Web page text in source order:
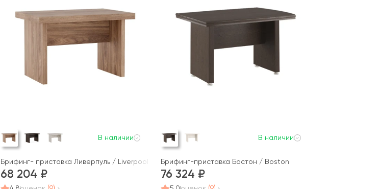
В наличии
Брифинг- приставка Ливерпуль / Liverpool
68 204
В наличии
Брифинг-приставка Бостон / Boston
76 324